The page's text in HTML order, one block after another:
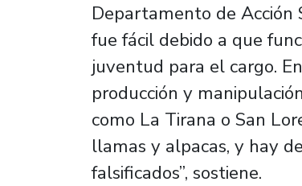
Departamento de Acción
fue fácil debido a que
juventud para el cargo.
producción y
como La Tirana o San
llamas y alpacas, y hay
falsificados”, sostiene.